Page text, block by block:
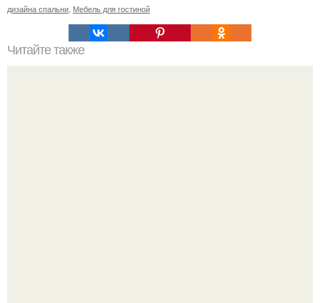
дизайна спальни Мебель для гостиной
Читайте также